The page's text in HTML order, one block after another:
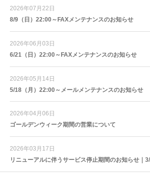
2026年07月22日
8/9（日）22:00～FAXメンテナンスのお知らせ
2026年06月03日
6/21（日）22:00～FAXメンテナンスのお知らせ
2026年05月14日
5/18（月）22:00～メールメンテナンスのお知らせ
2026年04月06日
ゴールデンウィーク期間の営業について
2026年03月17日
リニューアルに伴うサービス停止期間のお知らせ｜